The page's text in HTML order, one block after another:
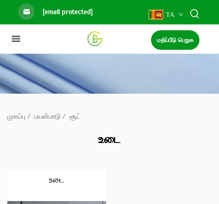
[email protected] TA
மதிப்பீடு பெறுக
முகப்பு / பயன்பாடு / சூட்
உடை
உடை